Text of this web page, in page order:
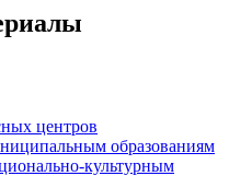
центров
образованиям
культурным